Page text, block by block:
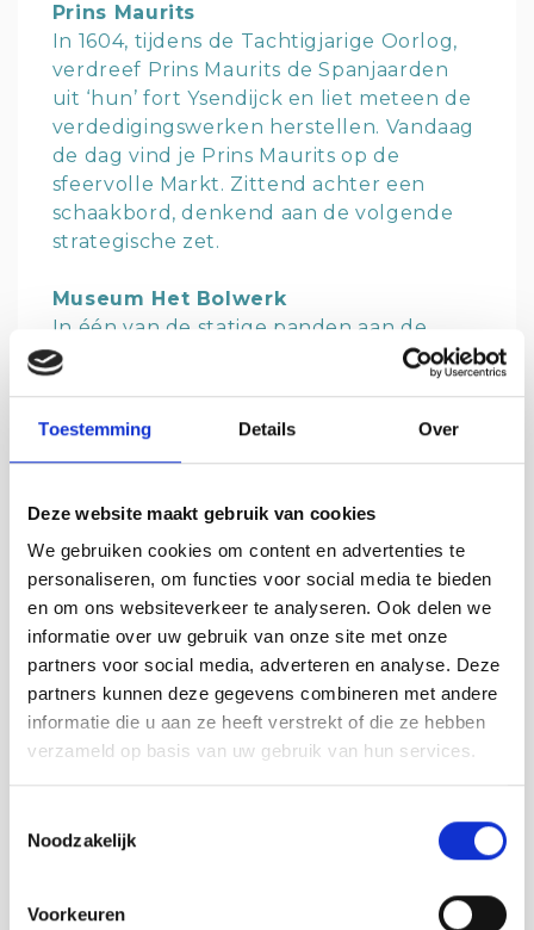
Toestemming Details Over
Deze website maakt gebruik van cookies
We gebruiken cookies om content en advertenties te
personaliseren, om functies voor social media te bieden
en om ons websiteverkeer te analyseren. Ook delen we
informatie over uw gebruik van onze site met onze
partners voor social media, adverteren en analyse. Deze
partners kunnen deze gegevens combineren met andere
informatie die u aan ze heeft verstrekt of die ze hebben
verzameld op basis van uw gebruik van hun services.
Noodzakelijk
Voorkeuren
Prins Maurits
In 1604, tijdens de Tachtigjarige Oorlog,
verdreef Prins Maurits de Spanjaarden
uit ‘hun’ fort Ysendijck en liet meteen de
verdedigingswerken herstellen. Vandaag
de dag vind je Prins Maurits op de
sfeervolle Markt. Zittend achter een
schaakbord, denkend aan de volgende
strategische zet.
Museum Het Bolwerk
In één van de statige panden aan de
Markt huist museum
Het Bolwerk. Aan
terug naar de tijd van Maurits tot
Napoleon.
We zien je graag inIJzendijke! 💛
MET EEN GIDS BELEEF JE MEER
In West-Zeeuws-Vlaanderen is altijd iets
te ontdekken en te beleven. Weer of
geen weer. Ieder jaargetijde heeft z'n
charme. Ga eens samen met een ervaren
gids op pad en laat je
verrassen.Gidsenteam Zeeuwsch-
Vlaanderenvertelt jong en oud graag
Vlaanderen. Per bus, te voet of op de
verzorgt met veel plezier jouw uitstap op